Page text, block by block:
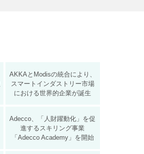
AKKAとModisの統合により、
スマートインダストリー市場
における世界的企業が誕生
Adecco、「人財躍動化」を促
進するスキリング事業
「Adecco Academy」を開始